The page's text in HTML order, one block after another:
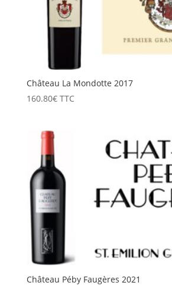
Château La Mondotte 2017
160.80€ TTC
Château Péby Faugères 2021